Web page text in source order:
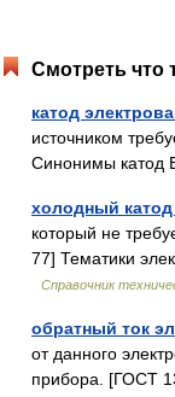
Смотреть что
катод
источником
Синонимы катод
холодный
который не
77] Тематики
Справочник
обратный ток
от данного
прибора. [ГОСТ